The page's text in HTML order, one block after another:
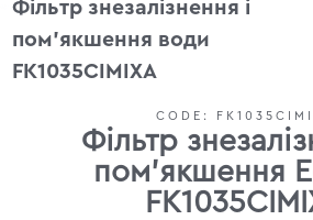
Фільтр знезалізнення і
пом'якшення води
FK1035CIMIXA
CODE:
Фільтр
пом'якшення